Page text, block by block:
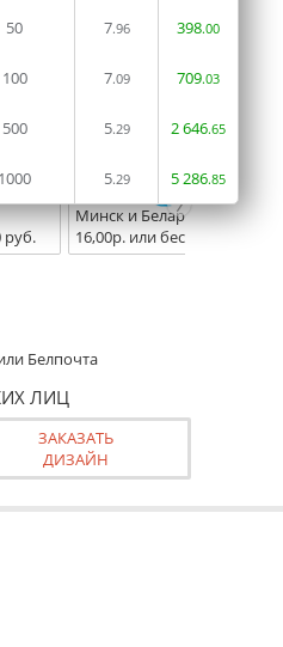
50 7.96 398.00
100 7.09 709.03
500 5.29 2646.65
1000 5.29 5286.85
Ул. Б. Хмельницкого, 7
руб.
Доставка:
12.08.2026 -
Минск и Беларусь
16,00р. или бесплатно от
Белпочта
ЛИЦ
ЗАКАЗАТЬ
ДИЗАЙН